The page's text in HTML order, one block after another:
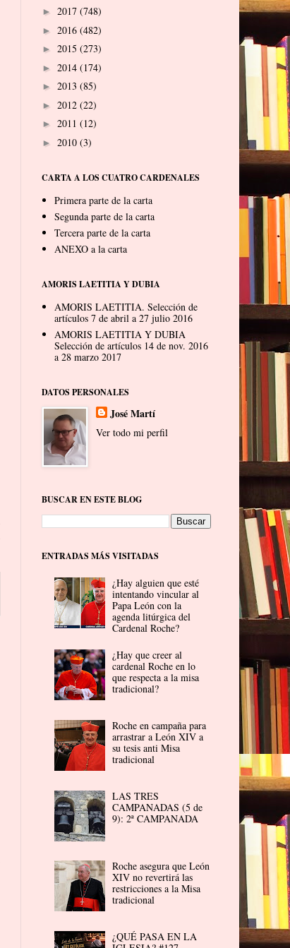
► 2017 (748)
► 2016 (482)
► 2015 (273)
► 2014 (174)
► 2013 (85)
► 2012 (22)
► 2011 (12)
► 2010 (3)
CARTA A LOS CUATRO CARDENALES
Primera parte de la carta
Segunda parte de la carta
Tercera parte de la carta
ANEXO a la carta
AMORIS LAETITIA Y DUBIA
AMORIS LAETITIA. Selección de
artículos 7 de abril a 27 julio 2016
AMORIS LAETITIA Y DUBIA
Selección de artículos 14 de nov. 2016
a 28 marzo 2017
DATOS PERSONALES
José Martí
Ver todo mi perfil
BUSCAR EN ESTE BLOG
ENTRADAS MÁS VISITADAS
¿Hay alguien que esté
intentando vincular al
Papa León con la
agenda litúrgica del
Cardenal Roche?
¿Hay que creer al
cardenal Roche en lo
que respecta a la misa
tradicional?
Roche en campaña para
arrastrar a León XIV a
su tesis anti Misa
tradicional
LAS TRES
CAMPANADAS (5 de
9): 2ª CAMPANADA
Roche asegura que León
XIV no revertirá las
restricciones a la Misa
tradicional
¿QUÉ PASA EN LA